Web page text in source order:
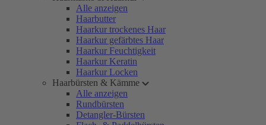
Alle anzeigen
Haarbutter
Haarkur trockenes Haar
Haarkur gefärbtes Haar
Haarkur Feuchtigkeit
Haarkur Keratin
Haarkur Locken
Haarbürsten & Kämme
Alle anzeigen
Rundbürsten
Detangler-Bürsten